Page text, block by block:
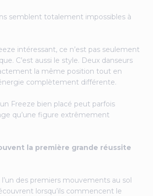
semblent totalement impossibles à
intéressant, ce n’est pas seulement
C’est aussi le style. Deux danseurs
la même position tout en
complètement différente.
Freeze bien placé peut parfois
qu’une figure extrêmement
la première grande réussite
l’un des premiers mouvements au sol
lorsqu’ils commencent le